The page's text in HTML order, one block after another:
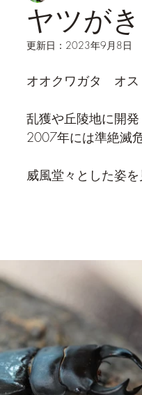
ヤツが
更新日： 2023年9月8日
オオクワガタ　オ
乱獲や丘陵地に開
2007年には準絶滅
威風堂々とした姿